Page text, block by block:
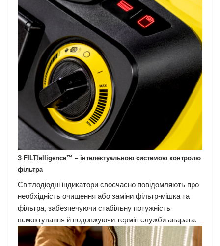
З FILT!elligence™ – інтелектуальною системою контролю
фільтра
Світлодіодні індикатори своєчасно повідомляють про
необхідність очищення або заміни фільтр-мішка та
фільтра, забезпечуючи стабільну потужність
всмоктування й подовжуючи термін служби апарата.